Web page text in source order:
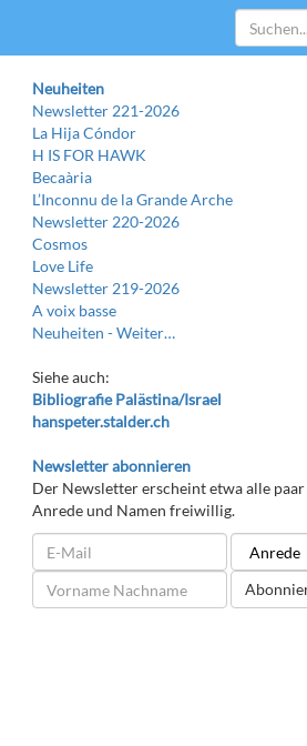
Neuheiten
Newsletter 221-2026
La Hija Cóndor
H IS FOR HAWK
Becaària
L’Inconnu de la Grande Arche
Newsletter 220-2026
Cosmos
Love Life
Newsletter 219-2026
A voix basse
Neuheiten -Weiter…
Siehe auch:
Bibliografie Palästina/Israel
hanspeter.stalder.ch
Newsletter abonnieren
Der Newsletter erscheint etwa alle
Anrede und Namen freiwillig.